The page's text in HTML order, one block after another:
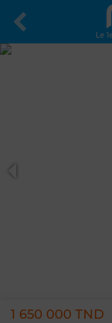
Le
1 650 000 TND